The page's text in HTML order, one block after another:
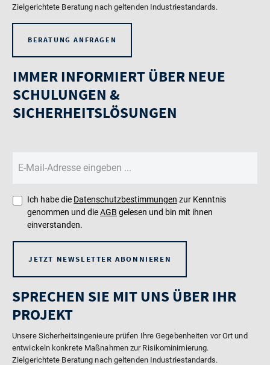
Zielgerichtete Beratung nach geltenden Industriestandards.
BERATUNG ANFRAGEN
IMMER INFORMIERT ÜBER NEUE
SCHULUNGEN &
SICHERHEITSLÖSUNGEN
Ich habe die Datenschutzbestimmungen zur Kenntnis
genommen und dieAGB gelesen und bin mit ihnen
einverstanden.
JETZT NEWSLETTER ABONNIEREN
SPRECHEN SIE MIT UNS ÜBER IHR
PROJEKT
Unsere Sicherheitsingenieure prüfen Ihre Gegebenheiten vor Ort und
entwickeln konkrete Maßnahmen zur Risikominimierung.
Zielgerichtete Beratung nach geltenden Industriestandards.